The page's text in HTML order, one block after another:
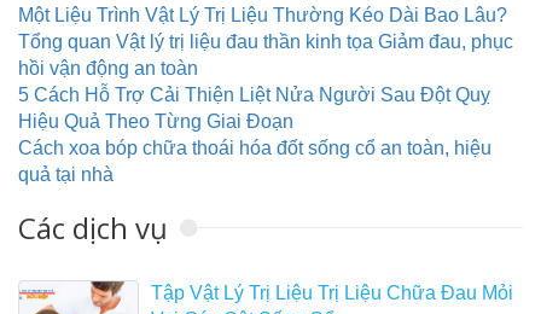
Một Liệu Trình Vật Lý Trị Liệu Thường Kéo Dài Bao Lâu?
Tổng quan Vật lý trị liệu đau thần kinh tọa Giảm đau, phục
hồi vận động an toàn
5 Cách Hỗ Trợ Cải Thiện Liệt Nửa Người Sau Đột Quỵ
Hiệu Quả Theo Từng Giai Đoạn
Cách xoa bóp chữa thoái hóa đốt sống cổ an toàn, hiệu
quả tại nhà
Các dịch vụ
Tập Vật Lý Trị Liệu Trị Liệu Chữa Đau Mỏi